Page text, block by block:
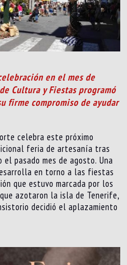
en el mes de
Cultura y Fiestas programó
firme compromiso de ayudar
celebra este próximo
feria de artesanía tras
el pasado mes de agosto. Una
en torno a las fiestas
que estuvo marcada por los
azotaron la isla de Tenerife,
decidió el aplazamiento